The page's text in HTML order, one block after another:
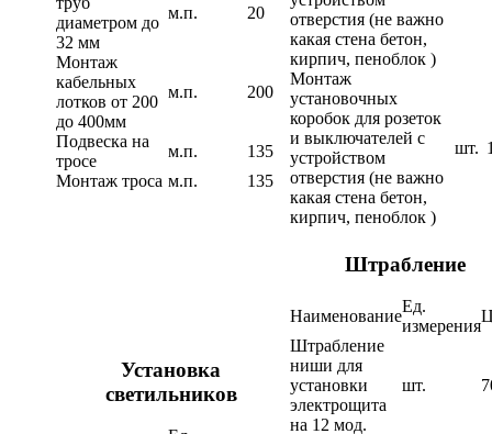
диаметром до
32 мм
м.п. 20
Монтаж
кабельных
лотков от 200
до 400мм
м.п. 200
Подвеска на
тросе
м.п.
135
Монтаж троса м.п. 135
отверстия (не важно
какая стена бетон,
кирпич, пеноблок )
Монтаж
установочных
коробок для розеток
и выключателей с
устройством
отверстия (не важно
какая стена бетон,
кирпич, пеноблок )
шт.
Установка
светильников
Штрабление
Наименование
Ед.
измерения
Штрабление
ниши для
установки
электрощита
на 12 мод.
шт.